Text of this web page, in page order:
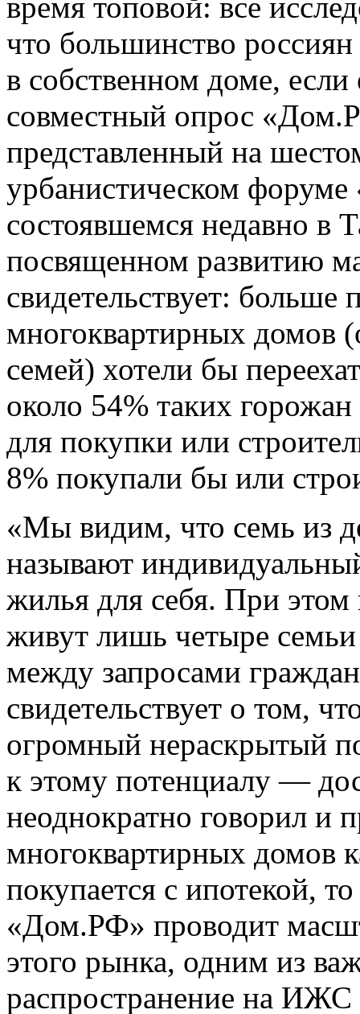
что большинство
в собственном доме,
совместный опрос
представленный на
урбанистическом
состоявшемся недавно в
посвященном развитию
свидетельствует: больше
многоквартирных домов
семей) хотели бы
около 54% таких
для покупки или
8% покупали бы или
«Мы видим, что семь из
называют
жилья для себя. При этом
живут лишь четыре
между запросами
свидетельствует о том,
огромный нераскрытый
к этому потенциалу —
неоднократно говорил и
многоквартирных домов
покупается с ипотекой,
«Дом.РФ» проводит
этого рынка, одним из
распространение на